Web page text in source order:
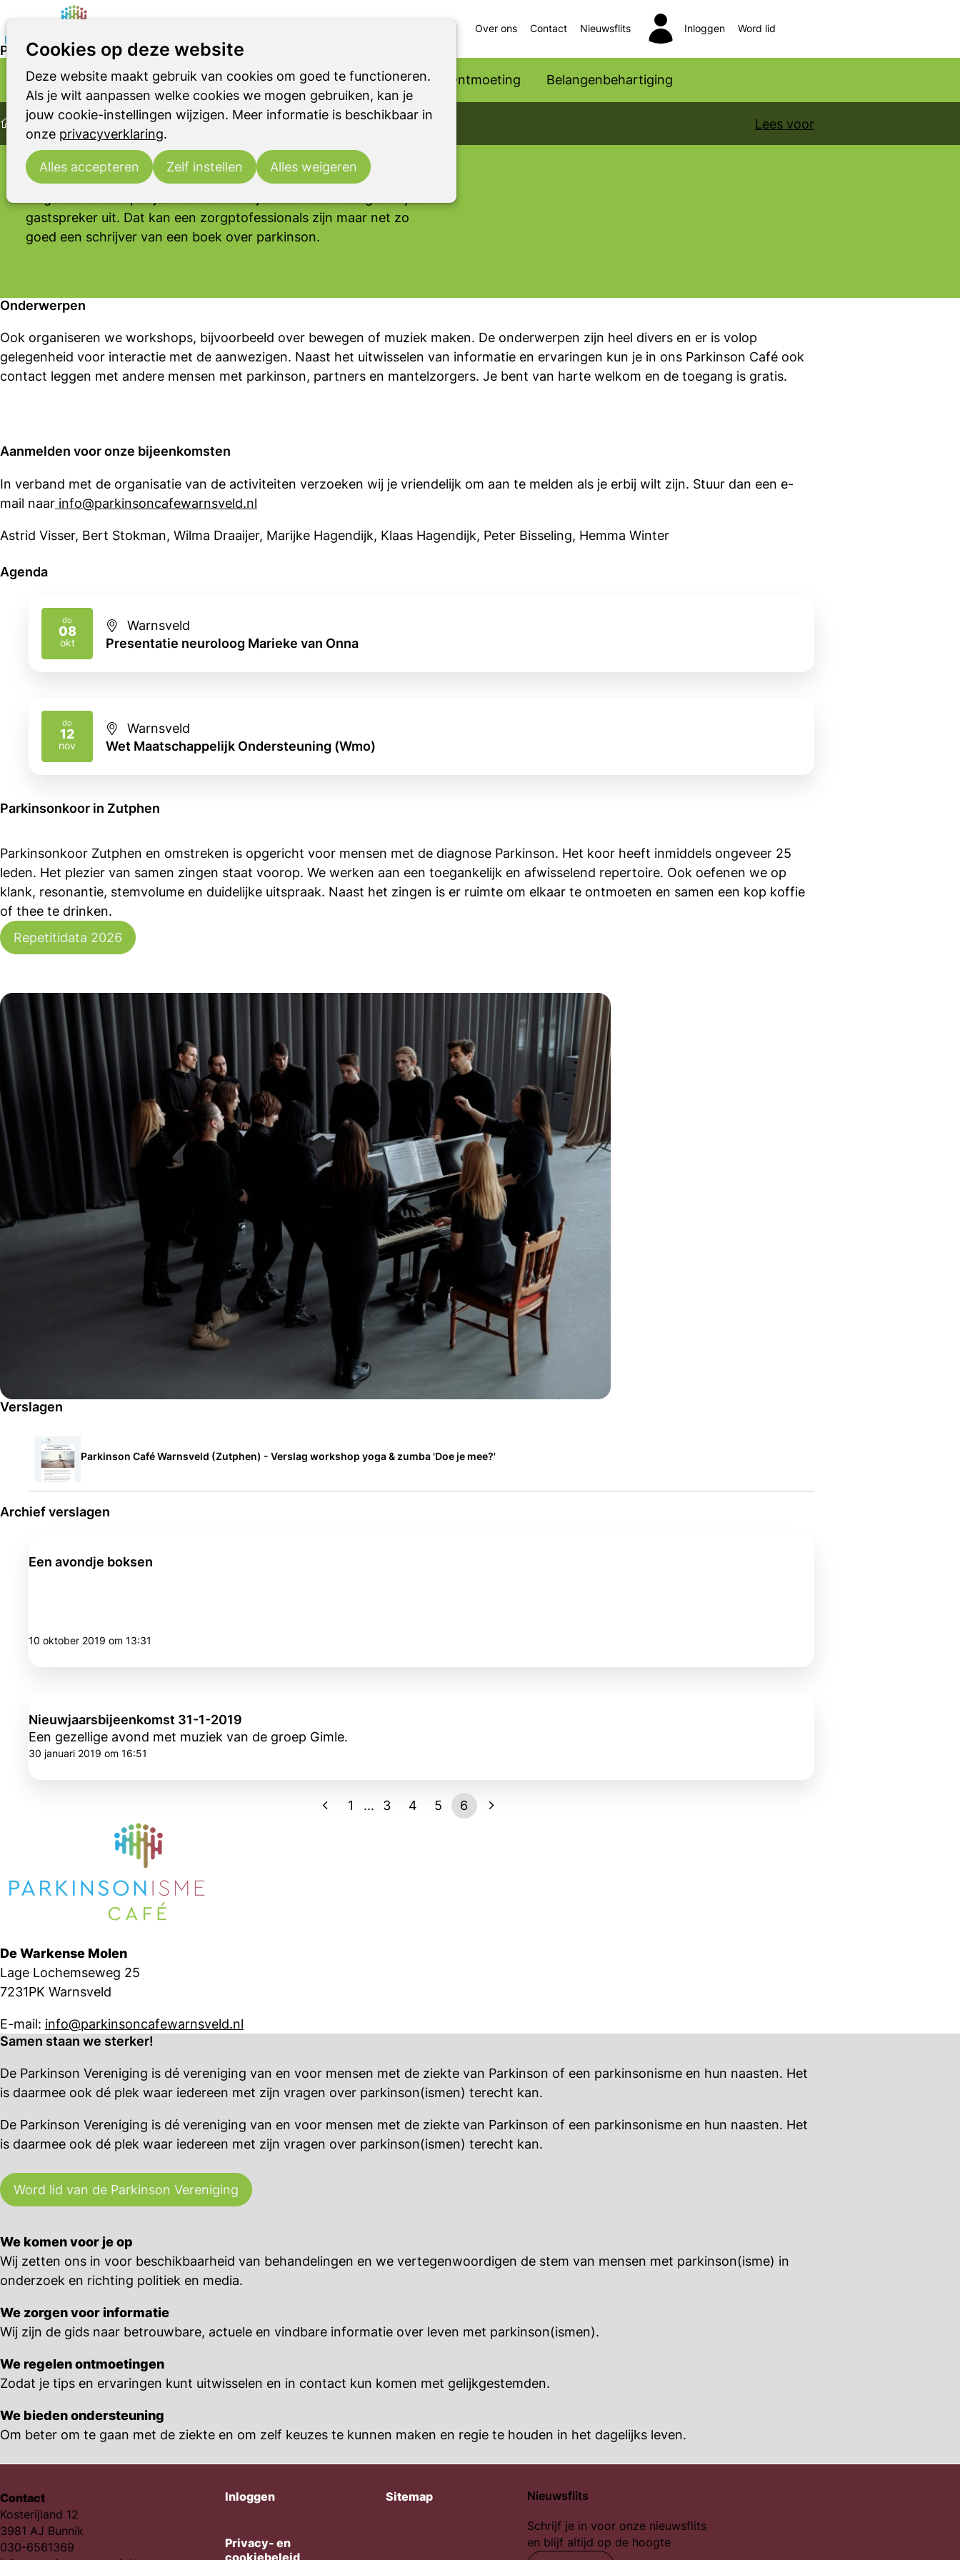
Cookies op deze website
Deze website maakt gebruik van cookies om goed te functioneren.
Als je wilt aanpassen welke cookies we mogen gebruiken, kan je
jouw cookie-instellingen wijzigen. Meer informatie is beschikbaar in
onze privacyverklaring.
Alles accepteren Zelf instellen Alles weigeren
Home
Parkinson Parkinsonismen RBD Ondersteuning Ontmoeting Belangenbehartiging
Over ons Contact Nieuwsflits Inloggen Word lid
Ontmoeting Parkinson Cafés Parkinson Café Warnsveld Lees voor
Parkinson Café Warnsveld
PARKINSON CAFÉ
Warnsveld
Parkinson Café Warnsveld (Zutphen) is een laagdrempelige
ontmoetingsplek voor mensen met de ziekte van
Parkinson(ismen), hun partners, familieleden en mantelzorgers.
gastspreker uit. Dat kan een zorgptofessionals zijn maar net zo
goed een schrijver van een boek over parkinson.
Onderwerpen
Ook organiseren we workshops, bijvoorbeeld over bewegen of muziek maken. De onderwerpen zijn heel divers en er is volop
gelegenheid voor interactie met de aanwezigen. Naast het uitwisselen van informatie en ervaringen kun je in ons Parkinson Café ook
contact leggen met andere mensen met parkinson, partners en mantelzorgers. Je bent van harte welkom en de toegang is gratis.
Aanmelden voor onze bijeenkomsten
In verband met de organisatie van de activiteiten verzoeken wij je vriendelijk om aan te melden als je erbij wilt zijn. Stuur dan een e-
mail naar info@parkinsoncafewarnsveld.nl
Astrid Visser, Bert Stokman, Wilma Draaijer, Marijke Hagendijk, Klaas Hagendijk, Peter Bisseling, Hemma Winter
Agenda
do
08
okt
2026
Warnsveld
Presentatie neuroloog Marieke van Onna
do
12
nov
2026
Warnsveld
Wet Maatschappelijk Ondersteuning (Wmo)
Parkinsonkoor in Zutphen
Parkinsonkoor Zutphen en omstreken is opgericht voor mensen met de diagnose Parkinson. Het koor heeft inmiddels ongeveer 25
leden. Het plezier van samen zingen staat voorop. We werken aan een toegankelijk en afwisselend repertoire. Ook oefenen we op
klank, resonantie, stemvolume en duidelijke uitspraak. Naast het zingen is er ruimte om elkaar te ontmoeten en samen een kop koffie
of thee te drinken.
Repetitidata 2026
Verslagen
Parkinson Café Warnsveld (Zutphen) - Verslag workshop yoga & zumba 'Doe je mee?'
Archief verslagen
Een avondje boksen
10 oktober 2019 om 13:31
Nieuwjaarsbijeenkomst 31-1-2019
Een gezellige avond met muziek van de groep Gimle.
30 januari 2019 om 16:51
1 ... 3 4 5 6
De Warkense Molen
Lage Lochemseweg 25
7231PK Warnsveld
E-mail: info@parkinsoncafewarnsveld.nl
Samen staan we sterker!
De Parkinson Vereniging is dé vereniging van en voor mensen met de ziekte van Parkinson of een parkinsonisme en hun naasten. Het
is daarmee ook dé plek waar iedereen met zijn vragen over parkinson(ismen) terecht kan.
De Parkinson Vereniging is dé vereniging van en voor mensen met de ziekte van Parkinson of een parkinsonisme en hun naasten. Het
is daarmee ook dé plek waar iedereen met zijn vragen over parkinson(ismen) terecht kan.
Word lid van de Parkinson Vereniging
We komen voor je op
Wij zetten ons in voor beschikbaarheid van behandelingen en we vertegenwoordigen de stem van mensen met parkinson(isme) in
onderzoek en richting politiek en media.
We zorgen voor informatie
Wij zijn de gids naar betrouwbare, actuele en vindbare informatie over leven met parkinson(ismen).
We regelen ontmoetingen
Zodat je tips en ervaringen kunt uitwisselen en in contact kun komen met gelijkgestemden.
We bieden ondersteuning
Om beter om te gaan met de ziekte en om zelf keuzes te kunnen maken en regie te houden in het dagelijks leven.
Contact
Kosterijland 12
3981 AJ Bunnik
030-6561369
Inloggen Sitemap
Privacy- en
cookiebeleid
Nieuwsflits
Schrijf je in voor onze nieuwsflits
en blijf altijd op de hoogte